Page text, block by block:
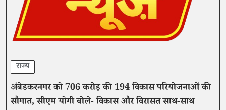
राज्य
अंबेडकरनगर को 706 करोड़ की 194 विकास परियोजनाओं की
सौगात, सीएम योगी बोले- विकास और विरासत साथ-साथ